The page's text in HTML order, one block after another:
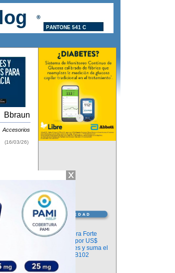
Bbraun
Accesorios
(16/03/26)
Información
argenx compra Forte
Biosciences por US$
2.200 millones y suma el
anticuerpo FB102
Información